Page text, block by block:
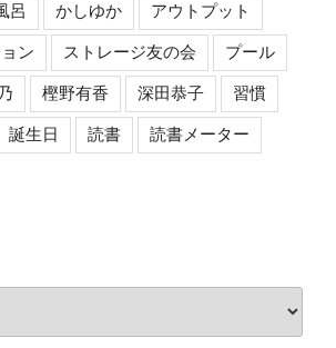
呂 かしゆか アウトプット
ン ストレージ友の会 プール
樫野有香 深田恭子 習慣
誕生日 読書 読書メーター